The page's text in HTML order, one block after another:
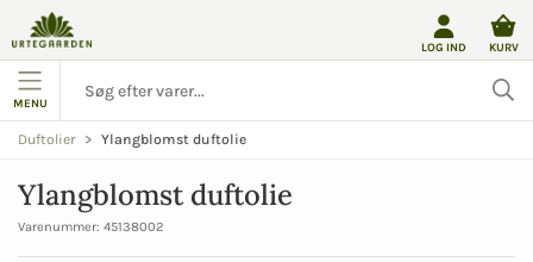
LOG IND KURV
MENU
Duftolier Ylangblomst duftolie
Ylangblomst duftolie
Varenummer: 45138002